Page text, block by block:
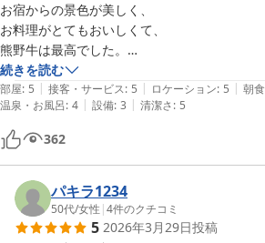
お宿からの景色が美しく、
お料理がとてもおいしくて、
熊野牛は最高でした。
お風呂は、他の宿泊者と重なると
やや狭いかもしれない。
色んな場所に休憩スペースがあり、
ラウンジもオシャレ。
接客も大変感じ良く、また泊まりたいです。
食事場所は、個室になっていて
ゆっくりできますが、ワゴンの音の
大きさにびっくりします笑
続きを読む
部屋: 5 | 接客・サービス: 5 | ロケーション: 5 | 朝食
温泉・お風呂: 4 | 設備: 3 | 清潔さ: 5
362
パキラ1234
50代/女性 |4件のクチコミ
5 2026年3月29日投稿